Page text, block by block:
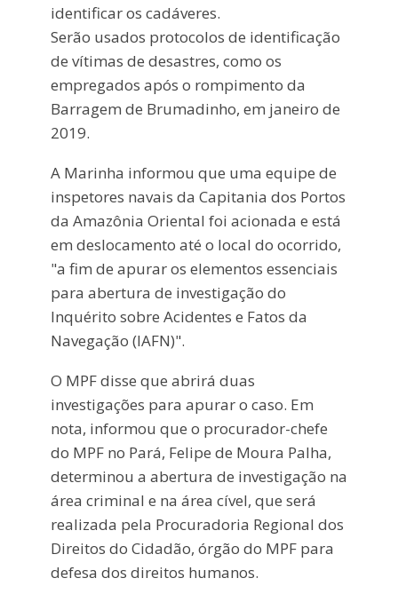
identificar os cadáveres.
Serão usados protocolos de identificação
de vítimas de desastres, como os
empregados após o rompimento da
Barragem de Brumadinho, em janeiro de
2019.
A Marinha informou que uma equipe de
inspetores navais da Capitania dos Portos
da Amazônia Oriental foi acionada e está
em deslocamento até o local do ocorrido,
"a fim de apurar os elementos essenciais
para abertura de investigação do
Inquérito sobre Acidentes e Fatos da
Navegação (IAFN)".
O MPF disse que abrirá duas
investigações para apurar o caso. Em
nota, informou que o procurador-chefe
do MPF no Pará, Felipe de Moura Palha,
determinou a abertura de investigação na
área criminal e na área cível, que será
realizada pela Procuradoria Regional dos
Direitos do Cidadão, órgão do MPF para
defesa dos direitos humanos.